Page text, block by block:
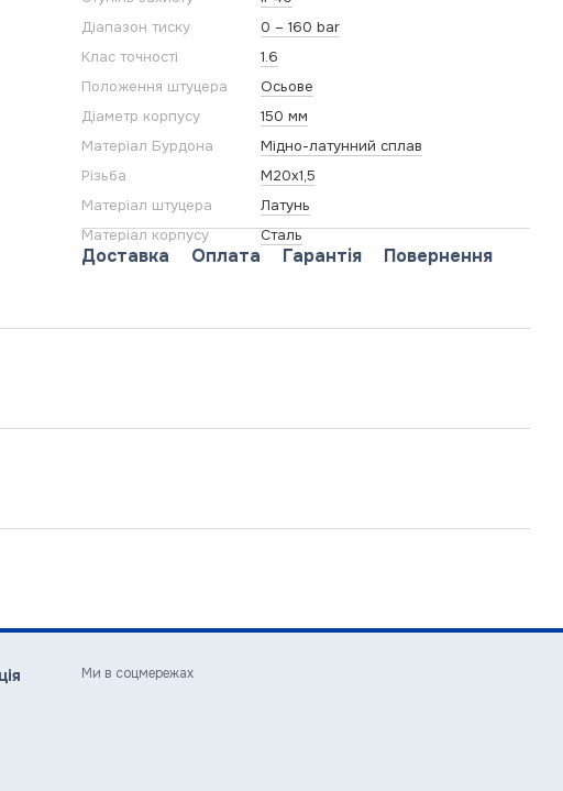
Діапазон тиску
0 – 160 bar
Клас точності
1.6
Положення штуцера
Осьове
Діаметр корпусу
150 мм
Матеріал Бурдона
Мідно-латунний сплав
Різьба
M20x1,5
Матеріал штуцера
Латунь
Матеріал корпусу
Сталь
Доставка Оплата Гарантія Повернення
Ми в соцмережах